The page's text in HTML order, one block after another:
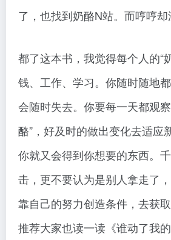
了，也找到奶酪N站。而哼哼却
都了这本书，我觉得每个人的“
钱、工作、学习。你随时随地
会随时失去。你要每一天都观
酪”，好及时的做出变化去适应
你就又会得到你想要的东西。
击，更不要认为是别人拿走了
靠自己的努力创造条件，去获
推荐大家也读一读《谁动了我的